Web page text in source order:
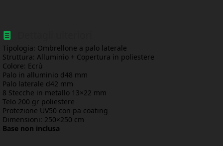
Tipologia: Ombrellone a palo laterale
Struttura: Alluminio + Copertura in poliestere
Colore: Ecrù
Palo in alluminio d48 mm
Palo laterale d42 mm
8 Stecche in metallo 13×22 mm
Telo 200 gr poliestere
Protezione UV50 con pa coating
Dimensioni: 250×250 cm
Base non inclusa